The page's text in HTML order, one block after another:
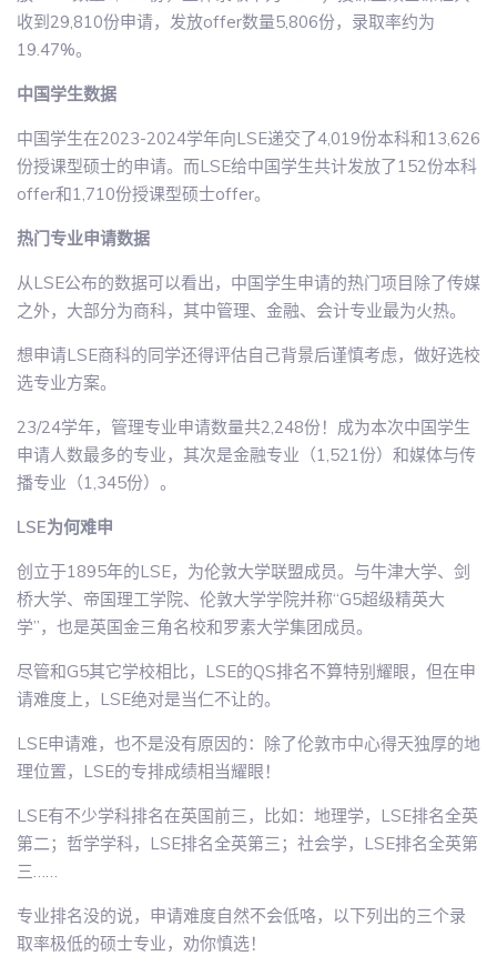
收到29,810份申请，发放offer数量5,806份，录取率约为
19.47%。
中国学生数据
中国学生在2023-2024学年向LSE递交了4,019份本科和13,626
份授课型硕士的申请。而LSE给中国学生共计发放了152份本科
offer和1,710份授课型硕士offer。
热门专业申请数据
从LSE公布的数据可以看出，中国学生申请的热门项目除了传媒
之外，大部分为商科，其中管理、金融、会计专业最为火热。
想申请LSE商科的同学还得评估自己背景后谨慎考虑，做好选校
选专业方案。
23/24学年，管理专业申请数量共2,248份！成为本次中国学生
申请人数最多的专业，其次是金融专业（1,521份）和媒体与传
播专业（1,345份）。
LSE为何难申
创立于1895年的LSE，为伦敦大学联盟成员。与牛津大学、剑
桥大学、帝国理工学院、伦敦大学学院并称“G5超级精英大
学”，也是英国金三角名校和罗素大学集团成员。
尽管和G5其它学校相比，LSE的QS排名不算特别耀眼，但在申
请难度上，LSE绝对是当仁不让的。
LSE申请难，也不是没有原因的：除了伦敦市中心得天独厚的地
理位置，LSE的专排成绩相当耀眼！
LSE有不少学科排名在英国前三，比如：地理学，LSE排名全英
第二；哲学学科，LSE排名全英第三；社会学，LSE排名全英第
三……
专业排名没的说，申请难度自然不会低咯，以下列出的三个录
取率极低的硕士专业，劝你慎选！